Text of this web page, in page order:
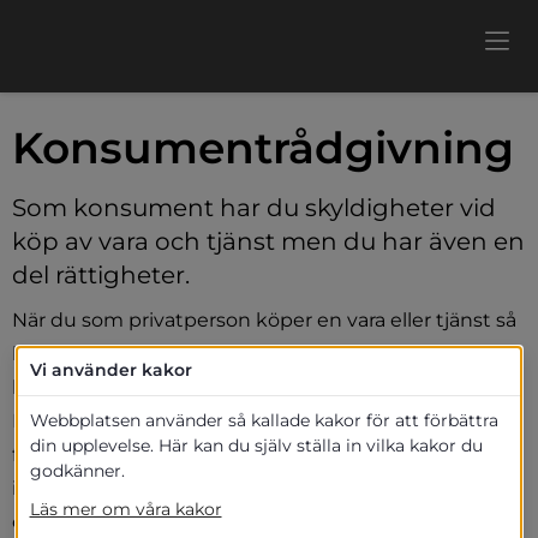
Konsumentrådgivning
Som konsument har du skyldigheter vid
köp av vara och tjänst men du har även en
del rättigheter.
När du som privatperson köper en vara eller tjänst så
bestäms grundreglerna för köpet av
konsumentköplagen och konsumenttjänstlagen.
Konsumentverket är den myndighet som ansvarar
för frågorna och deras uppdrag är tillsyn, kontroller,
information, kunskapsbyggande,
omvärldsbevakning och internationella frågor för
Vi använder kakor
Webbplatsen använder så kallade kakor för att förbättra
din upplevelse. Här kan du själv ställa in vilka kakor du
godkänner.
Läs mer om våra kakor